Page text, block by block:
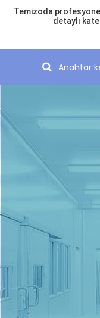
Temizoda
detaylı